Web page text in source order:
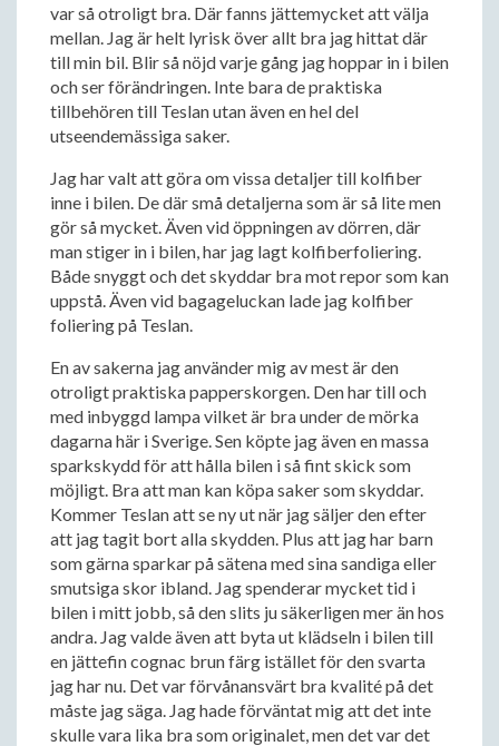
var så otroligt bra. Där fanns jättemycket att välja
mellan. Jag är helt lyrisk över allt bra jag hittat där
till min bil. Blir så nöjd varje gång jag hoppar in i bilen
och ser förändringen. Inte bara de praktiska
tillbehören till Teslan utan även en hel del
utseendemässiga saker.
Jag har valt att göra om vissa detaljer till kolfiber
inne i bilen. De där små detaljerna som är så lite men
gör så mycket. Även vid öppningen av dörren, där
man stiger in i bilen, har jag lagt kolfiberfoliering.
Både snyggt och det skyddar bra mot repor som kan
uppstå. Även vid bagageluckan lade jag kolfiber
foliering på Teslan.
En av sakerna jag använder mig av mest är den
otroligt praktiska papperskorgen. Den har till och
med inbyggd lampa vilket är bra under de mörka
dagarna här i Sverige. Sen köpte jag även en massa
sparkskydd för att hålla bilen i så fint skick som
möjligt. Bra att man kan köpa saker som skyddar.
Kommer Teslan att se ny ut när jag säljer den efter
att jag tagit bort alla skydden. Plus att jag har barn
som gärna sparkar på sätena med sina sandiga eller
smutsiga skor ibland. Jag spenderar mycket tid i
bilen i mitt jobb, så den slits ju säkerligen mer än hos
andra. Jag valde även att byta ut klädseln i bilen till
en jättefin cognac brun färg istället för den svarta
jag har nu. Det var förvånansvärt bra kvalité på det
måste jag säga. Jag hade förväntat mig att det inte
skulle vara lika bra som originalet, men det var det